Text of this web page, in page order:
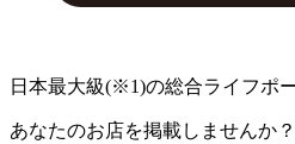
日本最大級(※1)の総合ライフポ
あなたのお店を掲載しませんか？